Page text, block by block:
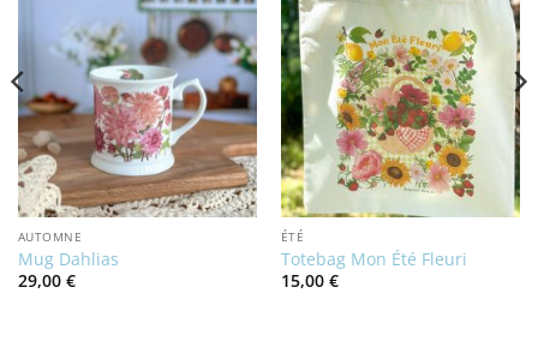
AUTOMNE
Mug Dahlias
29,00 €
ÉTÉ
Totebag Mon Été Fleuri
15,00 €